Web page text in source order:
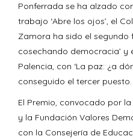
Ponferrada se ha alzado
trabajo ‘Abre los ojos’, el
Zamora ha sido el segundo
cosechando democracia’ y
Palencia, con ‘La paz: ¿a
conseguido el tercer puesto.
El Premio, convocado por
y la Fundación Valores
con la Consejería de